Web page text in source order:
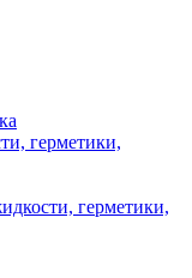
герметики,
герметики,